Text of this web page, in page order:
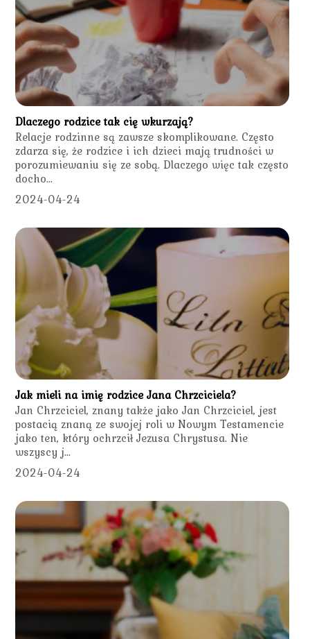
Dlaczego rodzice tak cię wkurzają?
Relacje rodzinne są zawsze skomplikowane. Często
zdarza się, że rodzice i ich dzieci mają trudności w
porozumiewaniu się ze sobą. Dlaczego więc tak często
docho...
2024-04-24
Jak mieli na imię rodzice Jana Chrzciciela?
Jan Chrzciciel, znany także jako Jan Chrzciciel, jest
postacią znaną ze swojej roli w Nowym Testamencie
jako ten, który ochrzcił Jezusa Chrystusa. Nie
wszyscy j...
2024-04-24